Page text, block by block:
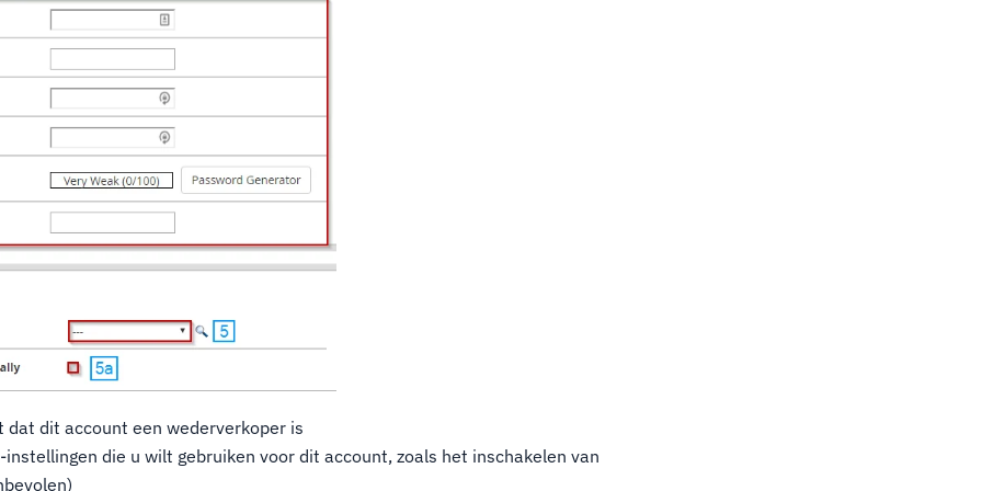
dat dit account een wederverkoper is
instellingen die u wilt gebruiken voor dit account, zoals het inschakelen van